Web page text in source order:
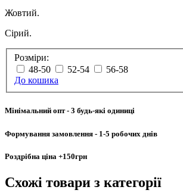
Жовтий.
Сірий.
Розміри:
48-50
52-54
56-58
До кошика
Мінімальний опт- 3 будь-які одиниці
Формування замовлення - 1-5 робочих днів
Роздрібна ціна +150грн
Схожі товари з категорії